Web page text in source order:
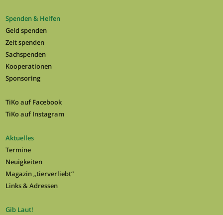
Spenden & Helfen
Geld spenden
Zeit spenden
Sachspenden
Kooperationen
Sponsoring
TiKo auf Facebook
TiKo auf Instagram
Aktuelles
Termine
Neuigkeiten
Magazin „tierverliebt“
Links & Adressen
Gib Laut!